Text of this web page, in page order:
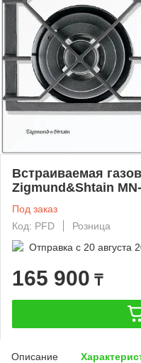
Встраиваемая
Zigmund&Shtain
Под заказ
Код: PFD
Розница
Отправка с 20 августа
165 900 ₸
Описание